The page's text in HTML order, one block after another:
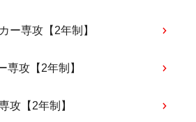
ー専攻【2年制】
専攻【2年制】
攻【2年制】